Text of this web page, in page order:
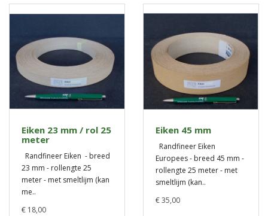
Eiken 23 mm / rol 25
meter
Randfineer Eiken - breed
23 mm - rollengte 25
meter - met smeltlijm (kan
me..
€ 18,00
Eiken 45 mm
Randfineer Eiken
Europees - breed 45 mm -
rollengte 25 meter - met
smeltlijm (kan..
€ 35,00